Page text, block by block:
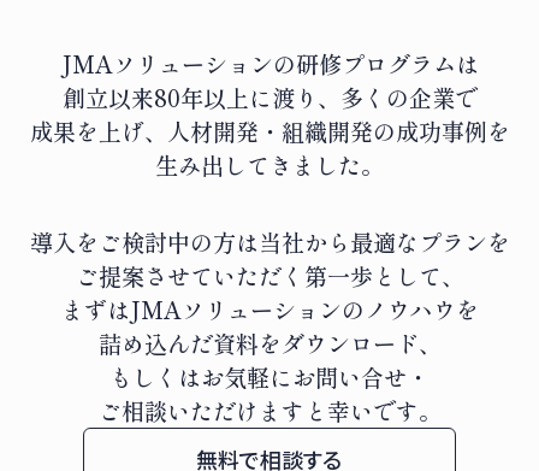
JMAソリューションの研修プログラムは
創立以来80年以上に渡り、 多くの企業で
成果を上げ、人材開発・組織開発の成功事例を
生み出してきました。
導入をご検討中の方は当社から最適なプランを
ご提案させていただく第一歩として、
まずはJMAソリューションのノウハウを
詰め込んだ資料をダウンロード、
もしくはお気軽にお問い合せ・
ご相談いただけますと幸いです。
無料で相談する